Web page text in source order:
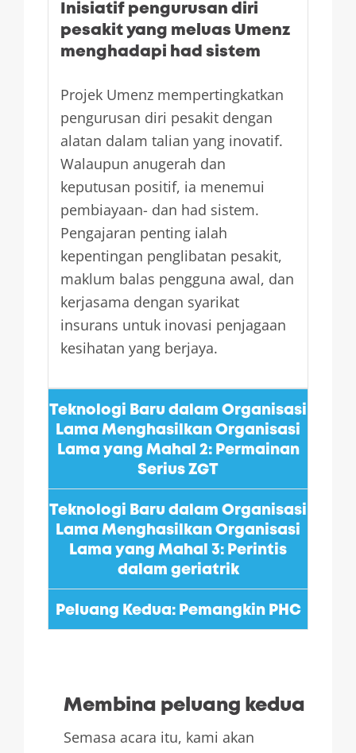
Inisiatif pengurusan diri
pesakit yang meluas Umenz
menghadapi had sistem
Projek Umenz mempertingkatkan
pengurusan diri pesakit dengan
alatan dalam talian yang inovatif.
Walaupun anugerah dan
keputusan positif, ia menemui
pembiayaan- dan had sistem.
Pengajaran penting ialah
kepentingan penglibatan pesakit,
maklum balas pengguna awal, dan
kerjasama dengan syarikat
insurans untuk inovasi penjagaan
kesihatan yang berjaya.
Teknologi Baru dalam Organisasi
Lama Menghasilkan Organisasi
Lama yang Mahal 2: Permainan
Serius ZGT
Teknologi Baru dalam Organisasi
Lama Menghasilkan Organisasi
Lama yang Mahal 3: Perintis
dalam geriatrik
Peluang Kedua: Pemangkin PHC
Membina peluang kedua
Semasa acara itu, kami akan